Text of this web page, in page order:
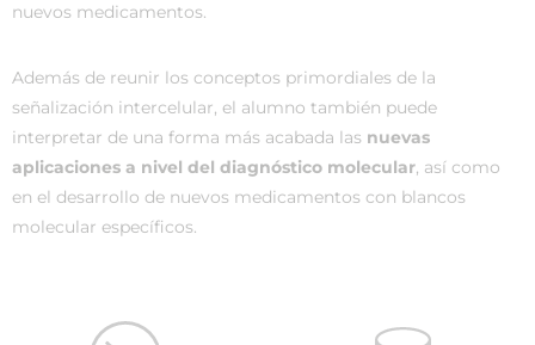
nuevos medicamentos.
Además de reunir los conceptos primordiales de la
señalización intercelular, el alumno también puede
interpretar de una forma más acabada las nuevas
aplicaciones a nivel del diagnóstico molecular, así como
en el desarrollo de nuevos medicamentos con blancos
molecular específicos.